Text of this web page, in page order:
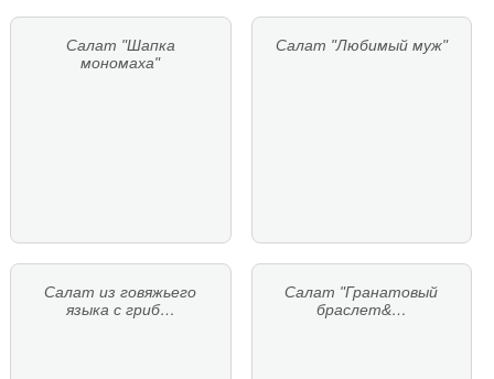
Салат "Шапка
мономаха"
Салат "Любимый муж"
Салат из говяжьего
языка с гриб…
Салат "Гранатовый
браслет&…